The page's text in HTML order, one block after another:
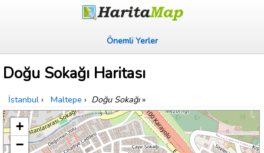
Önemli Yerler
Doğu Sokağı Haritası
İstanbul › Maltepe › Doğu Sokağı»
+
−